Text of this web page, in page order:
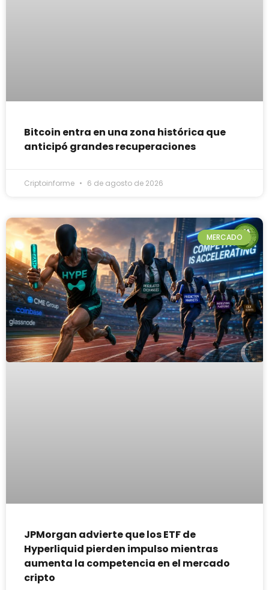
Bitcoin entra en una zona histórica que
anticipó grandes recuperaciones
Criptoinforme 6 de agosto de 2026
MERCADO
JPMorgan advierte que los ETF de
Hyperliquid pierden impulso mientras
aumenta la competencia en el mercado
cripto